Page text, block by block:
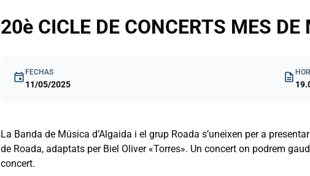
20è CICLE DE CONCERTS MES
event FECHAS
11/05/2025 description
La Banda de Música d’Algaida i el grup Roada s’uneixen per a
de Roada, adaptats per Biel Oliver «Torres». Un concert on podrem
concert.